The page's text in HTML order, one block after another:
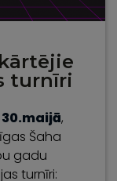
turnīri
30.maijā,
Šaha
gadu
turnīri: